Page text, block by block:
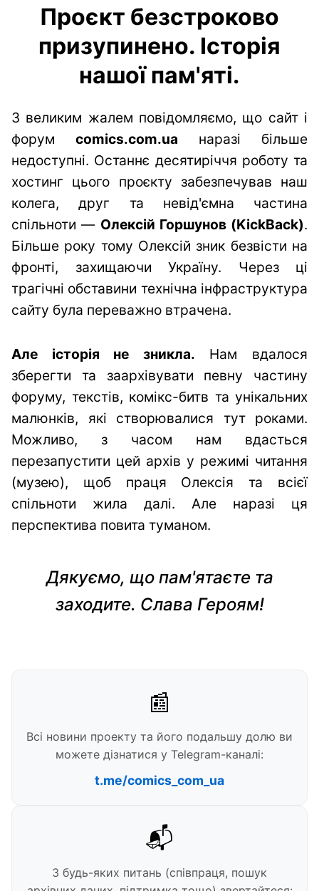
Проєкт безстроково
призупинено. Історія
нашої пам'яті.
З великим жалем повідомляємо, що сайт і
форум comics.com.ua наразі більше
недоступні. Останнє десятиріччя роботу та
хостинг цього проєкту забезпечував наш
колега, друг та невід'ємна частина
спільноти — Олексій Горшунов (KickBack).
Більше року тому Олексій зник безвісти на
фронті, захищаючи Україну. Через ці
трагічні обставини технічна інфраструктура
сайту була переважно втрачена.
Але історія не зникла. Нам вдалося
зберегти та заархівувати певну частину
форуму, текстів, комікс-битв та унікальних
малюнків, які створювалися тут роками.
Можливо, з часом нам вдасться
перезапустити цей архів у режимі читання
(музею), щоб праця Олексія та всієї
спільноти жила далі. Але наразі ця
перспектива повита туманом.
Дякуємо, що пам'ятаєте та
заходите. Слава Героям!
📰
Всі новини проекту та його подальшу долю ви
можете дізнатися у Telegram-каналі:
t.me/comics_com_ua
📬
З будь-яких питань (співпраця, пошук